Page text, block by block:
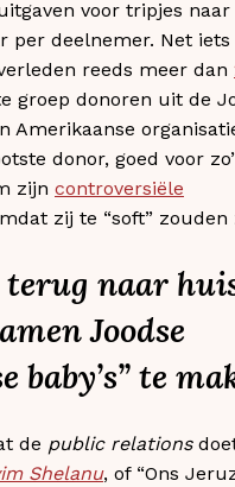
voor tripjes
per deelnemer. Net iets
reeds meer dan
groep donoren uit de
Amerikaanse
donor, goed voor
zijn controversiële
zij te “soft” zouden
terug naar
Joodse
te
de public relations
Shelanu, of “Ons